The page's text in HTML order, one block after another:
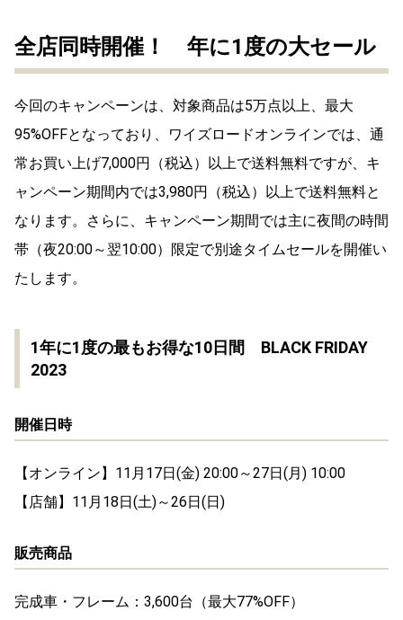
全店同時開催！ 年に1度の大セール
今回のキャンペーンは、対象商品は5万点以上、最大
95%OFFとなっており、ワイズロードオンラインでは、通
常お買い上げ7,000円（税込）以上で送料無料ですが、キ
ャンペーン期間内では3,980円（税込）以上で送料無料と
なります。さらに、キャンペーン期間では主に夜間の時間
帯（夜20:00～翌10:00）限定で別途タイムセールを開催い
たします。
1年に1度の最もお得な10日間 BLACK FRIDAY
2023
開催日時
【オンライン】11月17日(金) 20:00～27日(月) 10:00
【店舗】11月18日(土)～26日(日)
販売商品
完成車・フレーム：3,600台（最大77%OFF）